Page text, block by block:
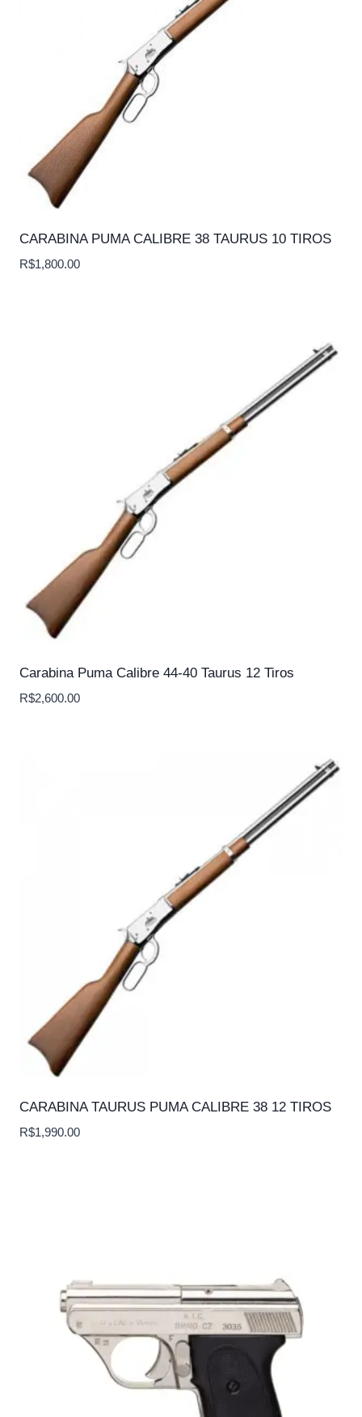
CARABINA PUMA CALIBRE 38 TAURUS 10 TIROS
R$1,800.00
Carabina Puma Calibre 44-40 Taurus 12 Tiros
R$2,600.00
CARABINA TAURUS PUMA CALIBRE 38 12 TIROS
R$1,990.00